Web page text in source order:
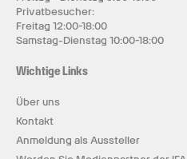
Privatbesucher:
Freitag 12:00-18:00
Samstag-Dienstag 10:00-18:00
Wichtige Links
Über uns
Kontakt
Anmeldung als Aussteller